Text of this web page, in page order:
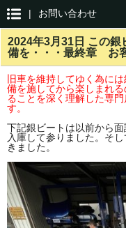
| お問い合わせ
2024年3月31日 この銀
備を・・・最終章 お
旧車を維持してゆく為に
備を施してから楽しまれ
ることを深く理解した専
す。
下記銀ビートは以前から
入庫して参りました。そ
きました。